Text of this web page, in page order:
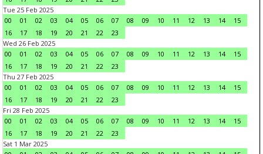
Tue 25 Feb 2025
00
01 02 03 04 05 06 07 08 09 10 11 12 13 14
15
16
17 18 19 20 21 22
23
Wed 26 Feb 2025
00
01 02 03 04 05 06 07 08 09 10 11 12 13 14
15
16
17 18 19 20 21 22
23
Thu 27 Feb 2025
00
01 02 03 04 05 06 07 08 09 10 11 12 13 14
15
16
17 18 19 20 21 22
23
Fri 28 Feb 2025
00
01 02 03 04 05 06 07 08 09 10 11 12 13 14
15
16
17 18 19 20 21 22
23
Sat 1 Mar 2025